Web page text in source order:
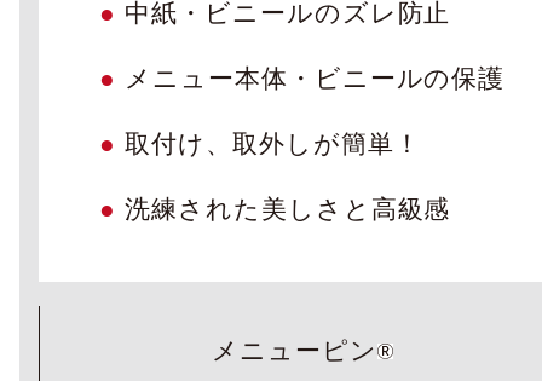
● 中紙・ビニールのズレ防止
● メニュー本体・ビニールの保護
● 取付け、取外しが簡単！
● 洗練された美しさと高級感
メニューピン